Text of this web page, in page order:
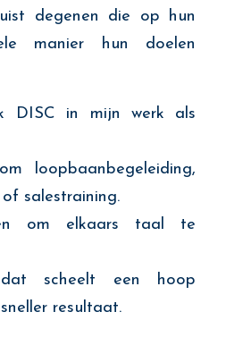
degenen die op hun
manier hun doelen
DISC in mijn werk als
loopbaanbegeleiding,
salestraining.
om elkaars taal te
scheelt een hoop
resultaat.